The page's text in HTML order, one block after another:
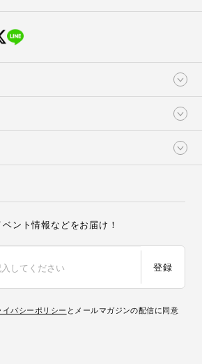
ント情報などをお届け！
登録
イバシーポリシー とメールマガジンの配信に同意